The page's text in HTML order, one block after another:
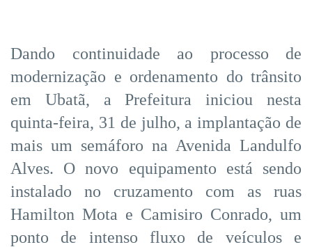
Dando continuidade ao processo de
modernização e ordenamento do trânsito
em Ubatã, a Prefeitura iniciou nesta
quinta-feira, 31 de julho, a implantação de
mais um semáforo na Avenida Landulfo
Alves. O novo equipamento está sendo
instalado no cruzamento com as ruas
Hamilton Mota e Camisiro Conrado, um
ponto de intenso fluxo de veículos e